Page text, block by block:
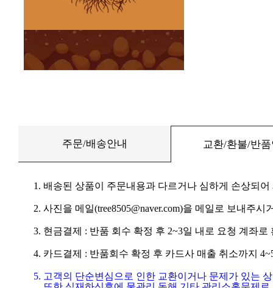
주문/배송안내 교환/환불/반
1. 배송된 상품이 주문내용과 다르거나 심하게 손상되
2. 사진을 메일(tree8505@naver.com)을 메일로 보내주시
3. 현금결제 : 반품 회수 확정 후 2~3일 내로 요청 계좌로
4. 카드결제 : 반품회수 확정 후 카드사 매출 취소까지
5. 고객의 단순변심으로 인한 교환이거나 문제가 있는